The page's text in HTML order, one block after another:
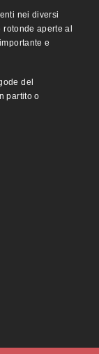
nei diversi
aperte al
e
del
partito o